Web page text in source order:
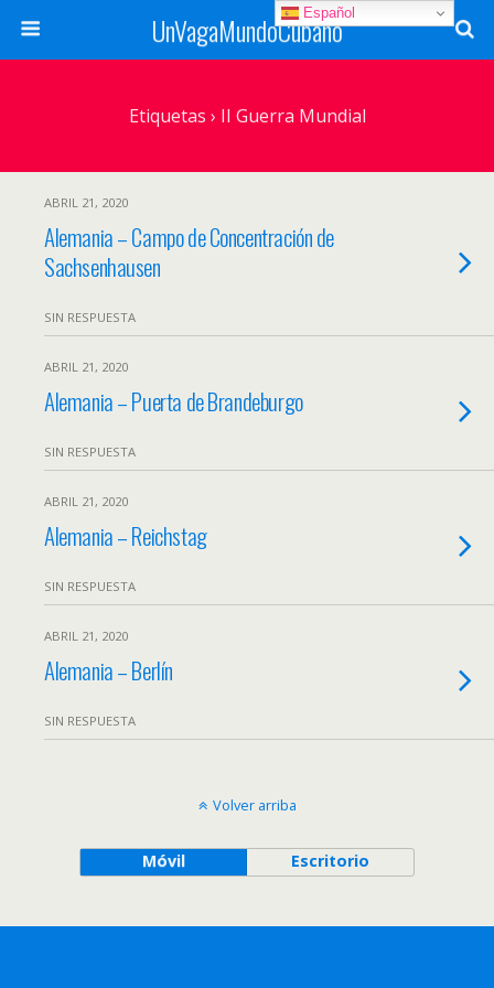
UnVagaMundoCubano
Etiquetas › II Guerra Mundial
ABRIL 21, 2020
Alemania – Campo de Concentración de
Sachsenhausen
SIN RESPUESTA
ABRIL 21, 2020
Alemania – Puerta de Brandeburgo
SIN RESPUESTA
ABRIL 21, 2020
Alemania – Reichstag
SIN RESPUESTA
ABRIL 21, 2020
Alemania – Berlín
SIN RESPUESTA
Volver arriba
Móvil Escritorio
Español